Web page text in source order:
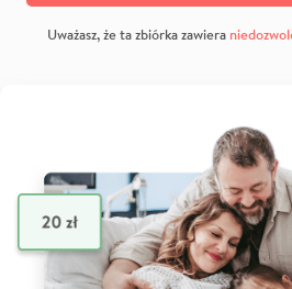
Uważasz, że ta zbiórka zawiera